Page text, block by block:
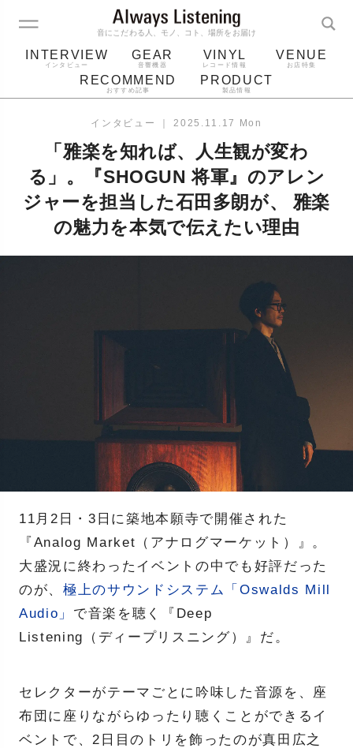
音にこだわる人、モノ、コト、場所をお届け
INTERVIEW
インタビュー
GEAR
音響機器
VINYL
レコード情報
VENUE
お店特集
RECOMMEND
おすすめ記事
PRODUCT
製品情報
ジャケット bluetooth アルバム
レコード針
インタビュー ｜ 2025.11.17 Mon
「雅楽を知れば、人生観が変わ
る」。『SHOGUN 将軍』のアレン
ジャーを担当した石田多朗が、 雅楽
の魅力を本気で伝えたい理由
11月2日・3日に築地本願寺で開催された
『Analog Market（アナログマーケット）』。
大盛況に終わったイベントの中でも好評だった
のが、 極上のサウンドシステム「Oswalds Mill
Audio」 で音楽を聴く『Deep
Listening（ディープリスニング）』だ。
セレクターがテーマごとに吟味した音源を、座
布団に座りながらゆったり聴くことができるイ
ベントで、2日目のトリを飾ったのが真田広之